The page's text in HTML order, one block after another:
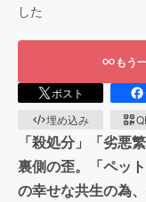
した
もう
ポスト
埋め込み
「殺処分」「劣悪
裏側の歪。「ペッ
の幸せな共生の為